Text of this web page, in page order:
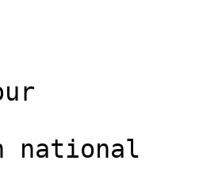
national